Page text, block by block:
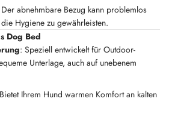
abnehmbare Bezug kann problemlos
Hygiene zu gewährleisten.
Dog Bed
: Speziell entwickelt für Outdoor-
Unterlage, auch auf unebenem
Ihrem Hund warmen Komfort an kalten